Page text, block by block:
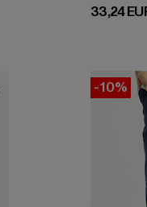
33,24
-10%